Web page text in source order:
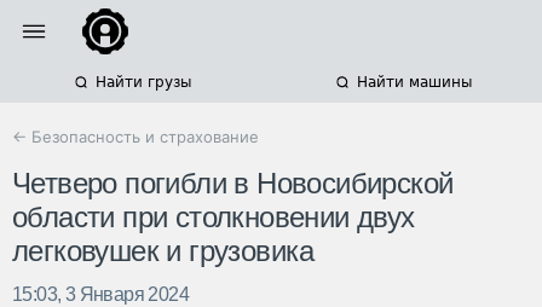
Найти грузы Найти машины
← Безопасность и страхование
Четверо погибли в Новосибирской
области при столкновении двух
легковушек и грузовика
15:03, 3 Января 2024